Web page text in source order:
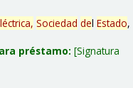
Sociedad del Estado,
préstamo: Signatura